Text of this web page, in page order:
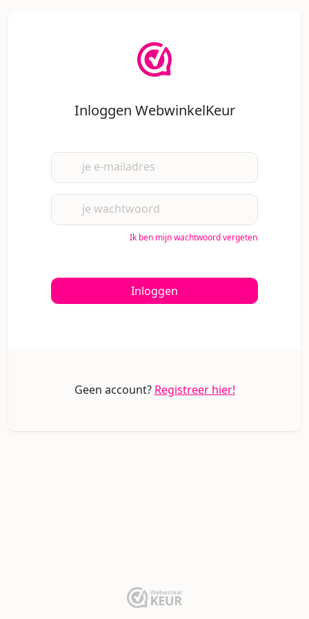
Inloggen WebwinkelKeur
je e-mailadres
je wachtwoord
Ik ben mijn wachtwoord vergeten
Inloggen
Geen account? Registreer hier!